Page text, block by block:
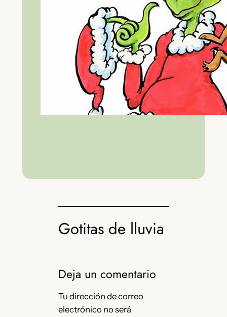
Gotitas de lluvia
Deja un comentario
Tu dirección de correo
electrónico no será